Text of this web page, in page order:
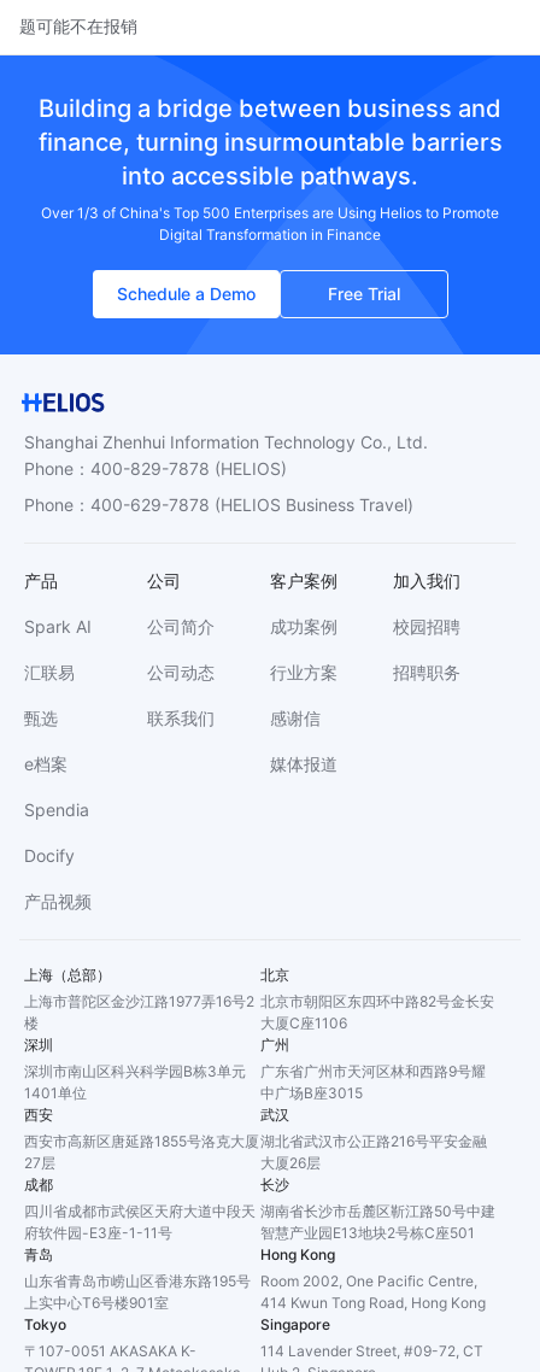
题可能不在报销
Building a bridge between business and
finance, turning insurmountable barriers
into accessible pathways.
Over 1/3 of China's Top 500 Enterprises are Using Helios to Promote
Digital Transformation in Finance
Schedule a Demo Free Trial
Shanghai Zhenhui Information Technology Co., Ltd.
Phone ： 400-829-7878 (HELIOS)
Phone ： 400-629-7878 (HELIOS Business Travel)
产品
Spark AI
汇联易
甄选
e档案
Spendia
Docify
产品视频
公司
公司简介
公司动态
联系我们
客户案例
成功案例
行业方案
感谢信
媒体报道
加入我们
校园招聘
招聘职务
上海（总部）
上海市普陀区金沙江路1977弄16号2
楼
北京
北京市朝阳区东四环中路82号金长安
大厦C座1106
深圳
深圳市南山区科兴科学园B栋3单元
1401单位
广州
广东省广州市天河区林和西路9号耀
中广场B座3015
西安
西安市高新区唐延路1855号洛克大厦
27层
武汉
湖北省武汉市公正路216号平安金融
大厦26层
成都
四川省成都市武侯区天府大道中段天
府软件园-E3座-1-11号
长沙
湖南省长沙市岳麓区靳江路50号中建
智慧产业园E13地块2号栋C座501
青岛
山东省青岛市崂山区香港东路195号
上实中心T6号楼901室
Hong Kong
Room 2002, One Pacific Centre,
414 Kwun Tong Road, Hong Kong
Tokyo
〒107-0051 AKASAKA K-
Singapore
114 Lavender Street, #09-72, CT